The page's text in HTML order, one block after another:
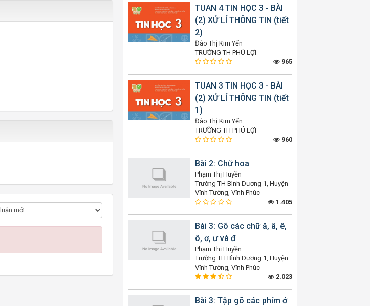
TUAN 4 TIN HỌC 3 - BÀI
(2) XỬ LÍ THÔNG TIN (tiết
2)
Đào Thị Kim Yến
TRƯỜNG TH PHÚ LỢI
965
TUAN 3 TIN HỌC 3 - BÀI
(2) XỬ LÍ THÔNG TIN (tiết
1)
Đào Thị Kim Yến
TRƯỜNG TH PHÚ LỢI
960
Bài 2: Chữ hoa
Phạm Thị Huyền
Trường TH Bình Dương 1, Huyện
Vĩnh Tường, Vĩnh Phúc
1.405
Bài 3: Gõ các chữ ă, â, ê,
ô, ơ, ư và đ
Phạm Thị Huyền
Trường TH Bình Dương 1, Huyện
Vĩnh Tường, Vĩnh Phúc
2.023
Bài 3: Tập gõ các phím ở